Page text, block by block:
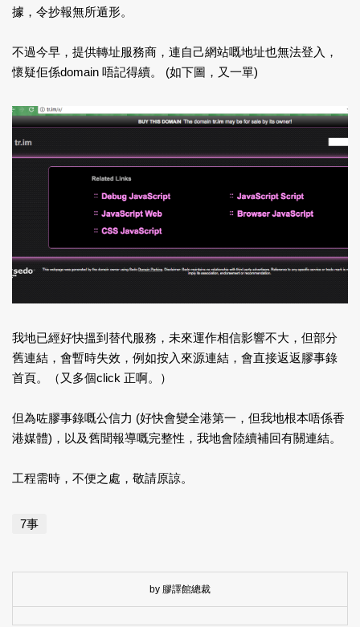
據，令抄報無所遁形。
不過今早，提供轉址服務商，連自己網站嘅地址也無法登入，
懷疑佢係domain 唔記得續。 (如下圖，又一單)
我地已經好快搵到替代服務，未來運作相信影響不大，但部分
舊連結，會暫時失效，例如按入來源連結，會直接返返膠事錄
首頁。（又多個click 正啊。）
但為咗膠事錄嘅公信力 (好快會變全港第一，但我地根本唔係香
港媒體)，以及舊聞報導嘅完整性，我地會陸續補回有關連結。
工程需時，不便之處，敬請原諒。
7事
by 膠譯館總裁